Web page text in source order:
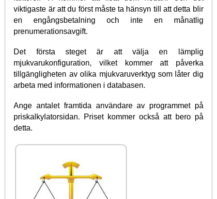
viktigaste är att du först måste ta hänsyn till att detta blir
en engångsbetalning och inte en månatlig
prenumerationsavgift.
Det första steget är att välja en lämplig
mjukvarukonfiguration, vilket kommer att påverka
tillgängligheten av olika mjukvaruverktyg som låter dig
arbeta med informationen i databasen.
Ange antalet framtida användare av programmet på
priskalkylatorsidan. Priset kommer också att bero på
detta.